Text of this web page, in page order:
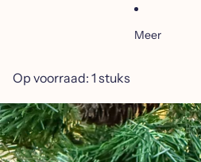
Meer
Op voorraad: 1 stuks